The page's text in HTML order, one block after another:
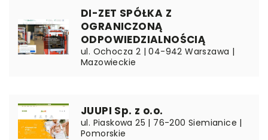
DI-ZET SPÓŁKA Z
OGRANICZONĄ
ODPOWIEDZIALNOŚCIĄ
ul. Ochocza 2 | 04-942 Warszawa |
Mazowieckie
JUUPI Sp. z o.o.
ul. Piaskowa 25 | 76-200 Siemianice |
Pomorskie